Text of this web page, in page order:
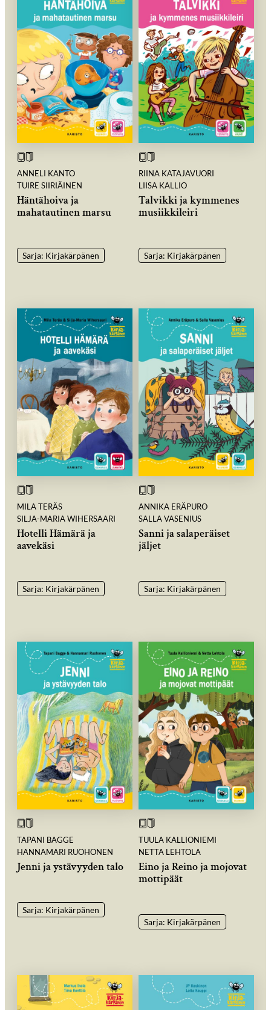
ANNELI KANTO
TUIRE SIIRIÄINEN
Häntähoiva ja
mahatautinen marsu
Sarja: Kirjakärpänen
RIINA KATAJAVUORI
LIISA KALLIO
Talvikki ja kymmenes
musiikkileiri
Sarja: Kirjakärpänen
MILA TERÄS
SILJA-MARIA WIHERSAARI
Hotelli Hämärä ja
aavekäsi
Sarja: Kirjakärpänen
ANNIKA ERÄPURO
SALLA VASENIUS
Sanni ja salaperäiset
jäljet
Sarja: Kirjakärpänen
TAPANI BAGGE
HANNAMARI RUOHONEN
Jenni ja ystävyyden talo
Sarja: Kirjakärpänen
TUULA KALLIONIEMI
NETTA LEHTOLA
Eino ja Reino ja mojovat
mottipäät
Sarja: Kirjakärpänen